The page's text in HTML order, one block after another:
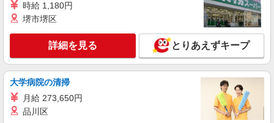
時給 1,180円
堺市堺区
詳細を見る とりあえずキープ
大学病院の清掃
月給 273,650円
品川区